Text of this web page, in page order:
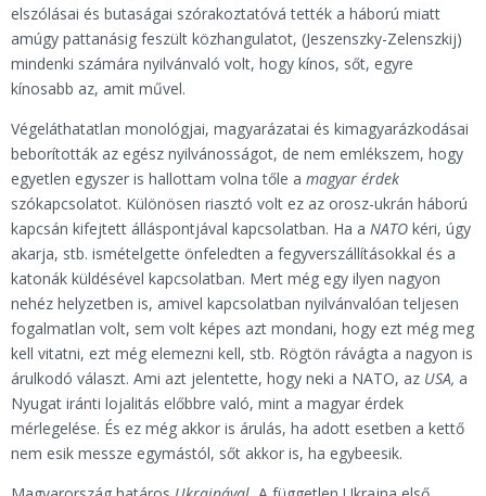
elszólásai és butaságai szórakoztatóvá tették a háború miatt
amúgy pattanásig feszült közhangulatot, (Jeszenszky-Zelenszkij)
mindenki számára nyilvánvaló volt, hogy kínos, sőt, egyre
kínosabb az, amit művel.
Végeláthatatlan monológjai, magyarázatai és kimagyarázkodásai
beborították az egész nyilvánosságot, de nem emlékszem, hogy
egyetlen egyszer is hallottam volna tőle a magyar érdek
szókapcsolatot. Különösen riasztó volt ez az orosz-ukrán háború
kapcsán kifejtett álláspontjával kapcsolatban. Ha a NATO kéri, úgy
akarja, stb. ismételgette önfeledten a fegyverszállításokkal és a
katonák küldésével kapcsolatban. Mert még egy ilyen nagyon
nehéz helyzetben is, amivel kapcsolatban nyilvánvalóan teljesen
fogalmatlan volt, sem volt képes azt mondani, hogy ezt még meg
kell vitatni, ezt még elemezni kell, stb. Rögtön rávágta a nagyon is
árulkodó választ. Ami azt jelentette, hogy neki a NATO, az USA, a
Nyugat iránti lojalitás előbbre való, mint a magyar érdek
mérlegelése. És ez még akkor is árulás, ha adott esetben a kettő
nem esik messze egymástól, sőt akkor is, ha egybeesik.